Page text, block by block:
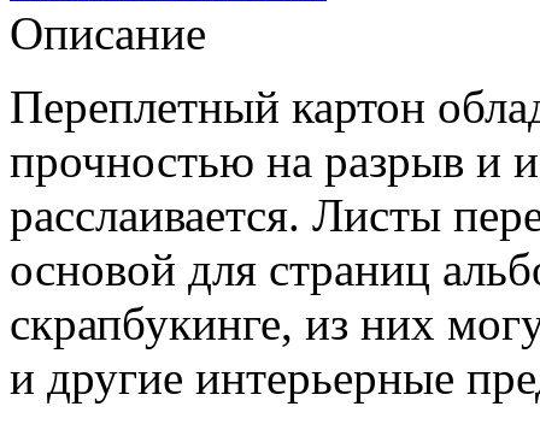
Описание
Переплетный картон
прочностью на разрыв и
расслаивается. Листы
основой для страниц
скрапбукинге, из них
и другие интерьерные